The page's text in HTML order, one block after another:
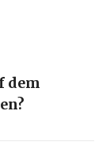
dem